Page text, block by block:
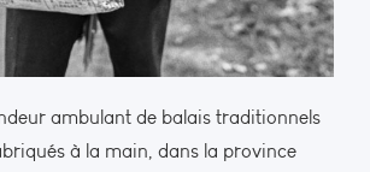
ambulant de balais traditionnels
à la main, dans la province